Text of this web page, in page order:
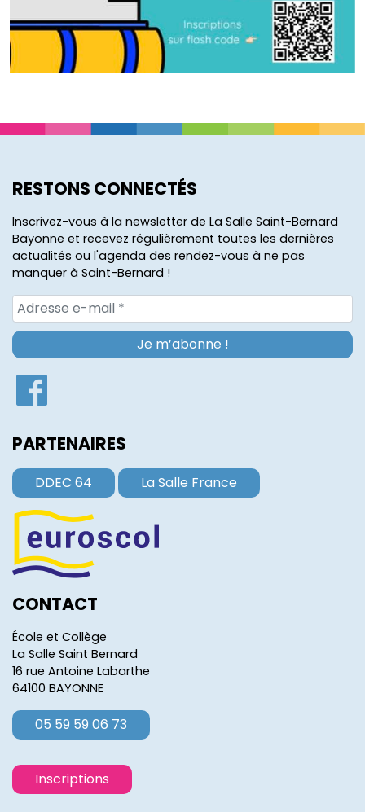
RESTONS CONNECTÉS
Inscrivez-vous à la newsletter de La Salle Saint-Bernard
Bayonne et recevez régulièrement toutes les dernières
actualités ou l'agenda des rendez-vous à ne pas
manquer à Saint-Bernard !
PARTENAIRES
DDEC 64 La Salle France
CONTACT
École et Collège
La Salle Saint Bernard
16 rue Antoine Labarthe
64100 BAYONNE
05 59 59 06 73
Inscriptions